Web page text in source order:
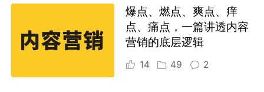
爆点、燃点、爽点、痒
点、痛点，一篇讲透内容
营销的底层逻辑
14 49 2